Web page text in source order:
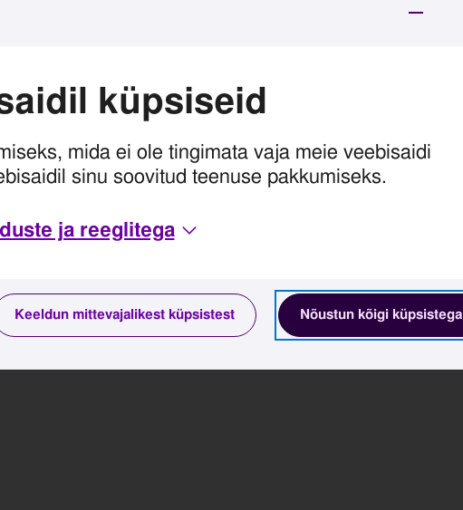
küpsiseid
mida ei ole tingimata vaja meie veebisaidi
sinu soovitud teenuse pakkumiseks.
ja reeglitega
Nõustun kõigi küpsistega
Keeldun mittevajalikest küpsistest